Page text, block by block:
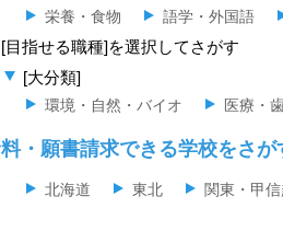
栄養・食物 語学・外国語
[目指せる職種]を選択してさがす
[大分類]
環境・自然・バイオ 医療・
・願書請求できる学校をさが
北海道 東北 関東・甲